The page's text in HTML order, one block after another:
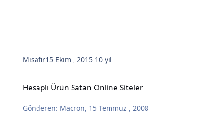
Misafir15 Ekim , 2015 10 yıl
Hesaplı Ürün Satan Online Siteler
Gönderen: Macron, 15 Temmuz , 2008